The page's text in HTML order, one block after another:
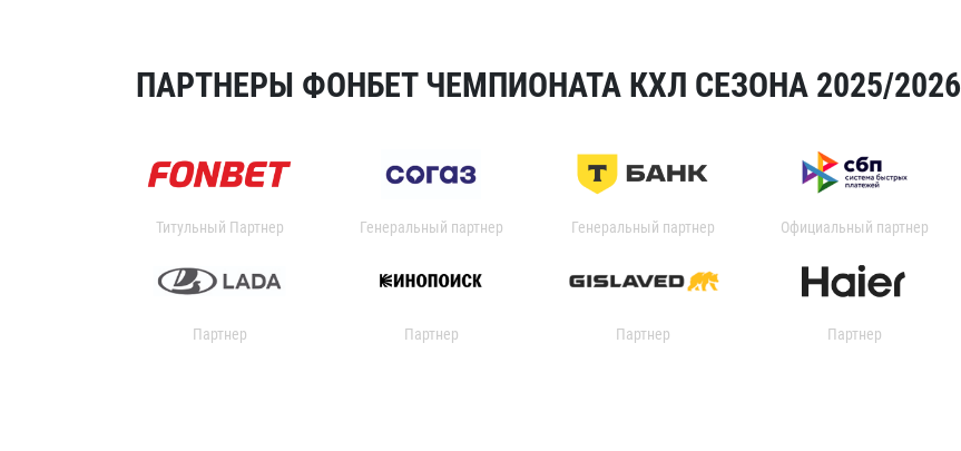
ПАРТНЕРЫ ФОНБЕТ ЧЕМПИОНАТА КХЛ СЕЗОНА 2025/2026
Титульный Партнер Генеральный партнер Генеральный партнер Официальный партнер
Партнер Партнер Партнер Партнер